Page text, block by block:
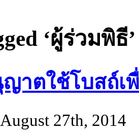
‘ผู้ร่วมพิธี’
าตใช้โบสถ์เ
27th, 2014